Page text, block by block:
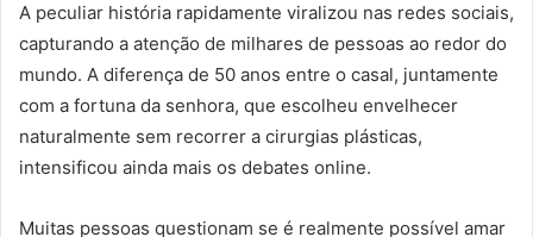
A peculiar história rapidamente viralizou nas redes sociais,
capturando a atenção de milhares de pessoas ao redor do
mundo. A diferença de 50 anos entre o casal, juntamente
com a fortuna da senhora, que escolheu envelhecer
naturalmente sem recorrer a cirurgias plásticas,
intensificou ainda mais os debates online.
Muitas pessoas questionam se é realmente possível amar